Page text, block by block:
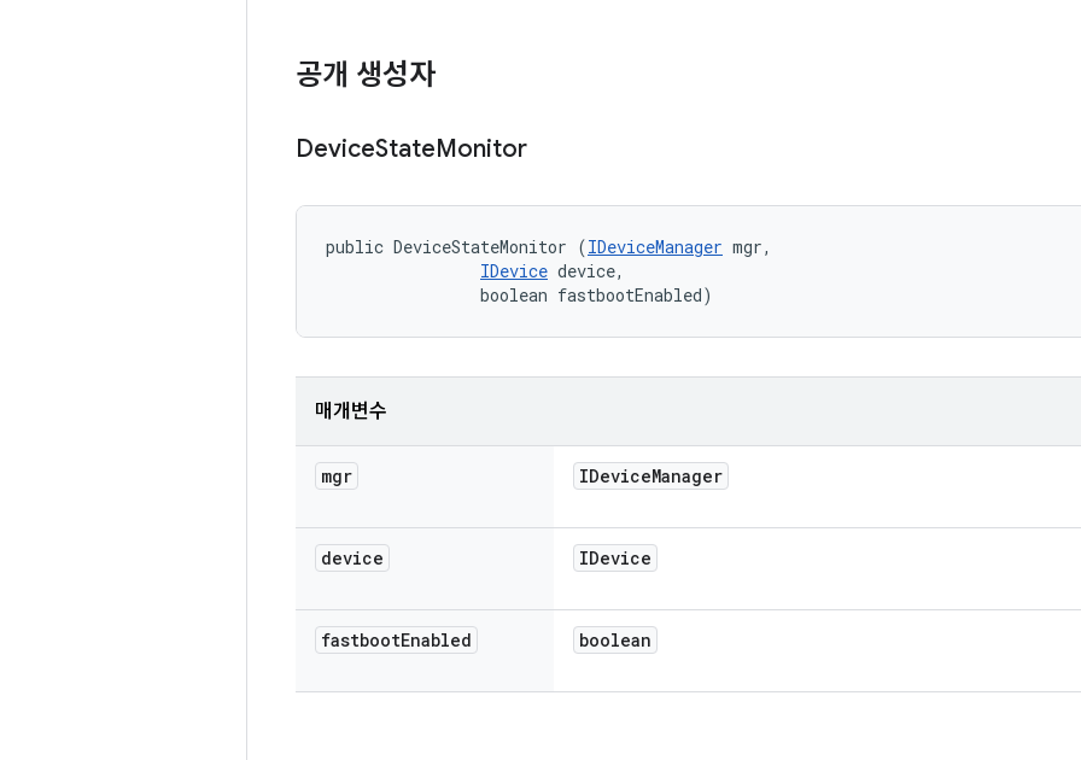
공개 생성자
DeviceStateMonitor
public DeviceStateMonitor (IDeviceManager mgr,
IDevice device,
                boolean fastbootEnabled)
매개변수
mgr IDeviceManager
device IDevice
fastbootEnabled boolean